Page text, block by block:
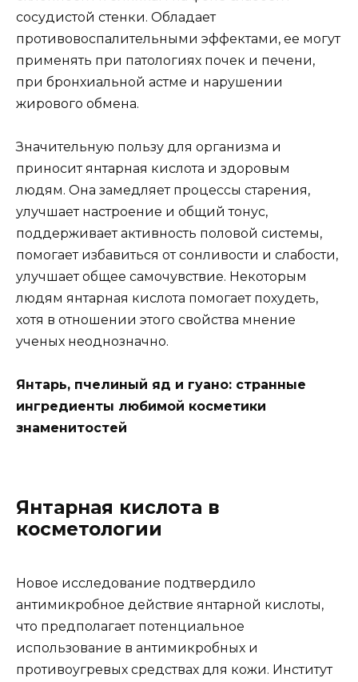
сосудистой стенки. Обладает
противовоспалительными эффектами, ее могут
применять при патологиях почек и печени,
при бронхиальной астме и нарушении
жирового обмена.
Значительную пользу для организма и
приносит янтарная кислота и здоровым
людям. Она замедляет процессы старения,
улучшает настроение и общий тонус,
поддерживает активность половой системы,
помогает избавиться от сонливости и слабости,
улучшает общее самочувствие. Некоторым
людям янтарная кислота помогает похудеть,
хотя в отношении этого свойства мнение
ученых неоднозначно.
Янтарь, пчелиный яд и гуано: странные
ингредиенты любимой косметики
знаменитостей
Янтарная кислота в
косметологии
Новое исследование подтвердило
антимикробное действие янтарной кислоты,
что предполагает потенциальное
использование в антимикробных и
противоугревых средствах для кожи. Институт